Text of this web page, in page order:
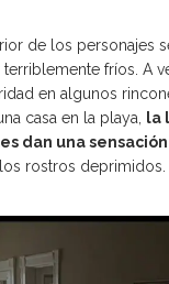
de los personajes
fríos. A
en algunos
casa en la playa,
la
dan una
rostros deprimidos.